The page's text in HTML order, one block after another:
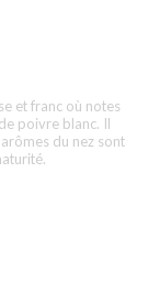
et franc où notes
poivre blanc. Il
du nez sont